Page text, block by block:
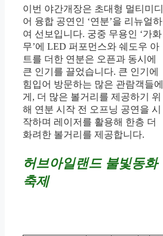
이번 야간개장은 초대형 멀티미디
어 융합 공연인 ‘연분’을 리뉴얼하
여 선보입니다. 궁중 무용인 ‘가화
무’에 LED 퍼포먼스와 쉐도우 아
트를 더한 연분은 오픈과 동시에
큰 인기를 끌었습니다. 큰 인기에
힘입어 방문하는 많은 관람객들에
게, 더 많은 볼거리를 제공하기 위
해 연분 시작 전 오프닝 공연을 시
작하며 레이저를 활용해 한층 더
화려한 볼거리를 제공합니다.
허브아일랜드 불빛동화
축제